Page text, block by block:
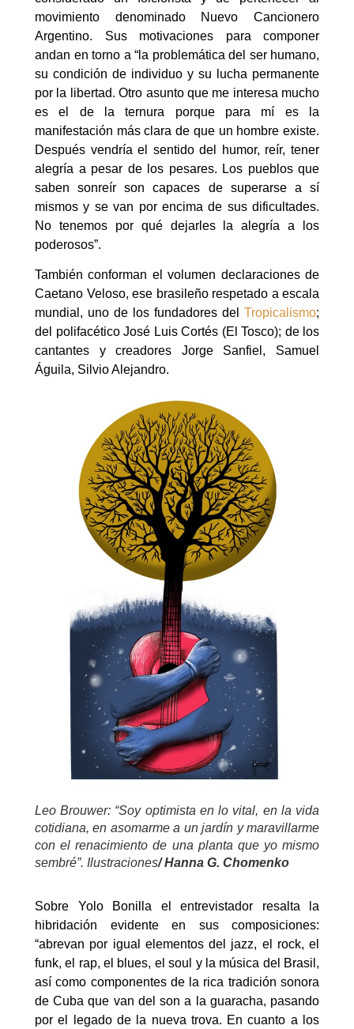
movimiento denominado Nuevo Cancionero
Argentino. Sus motivaciones para componer
andan en torno a “la problemática del ser humano,
su condición de individuo y su lucha permanente
por la libertad. Otro asunto que me interesa mucho
es el de la ternura porque para mí es la
manifestación más clara de que un hombre existe.
Después vendría el sentido del humor, reír, tener
alegría a pesar de los pesares. Los pueblos que
saben sonreír son capaces de superarse a sí
mismos y se van por encima de sus dificultades.
No tenemos por qué dejarles la alegría a los
poderosos”.
También conforman el volumen declaraciones de
Caetano Veloso, ese brasileño respetado a escala
mundial, uno de los fundadores del Tropicalismo;
del polifacético José Luis Cortés (El Tosco); de los
cantantes y creadores Jorge Sanfiel, Samuel
Águila, Silvio Alejandro.
Leo Brouwer: “Soy optimista en lo vital, en la vida
cotidiana, en asomarme a un jardín y maravillarme
con el renacimiento de una planta que yo mismo
sembré”. Ilustraciones/ Hanna G. Chomenko
Sobre Yolo Bonilla el entrevistador resalta la
hibridación evidente en sus composiciones:
“abrevan por igual elementos del jazz, el rock, el
funk, el rap, el blues, el soul y la música del Brasil,
así como componentes de la rica tradición sonora
de Cuba que van del son a la guaracha, pasando
por el legado de la nueva trova. En cuanto a los